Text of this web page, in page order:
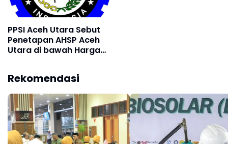
PPSI Aceh Utara Sebut
Penetapan AHSP Aceh
Utara di bawah Harga
Rekomendasi